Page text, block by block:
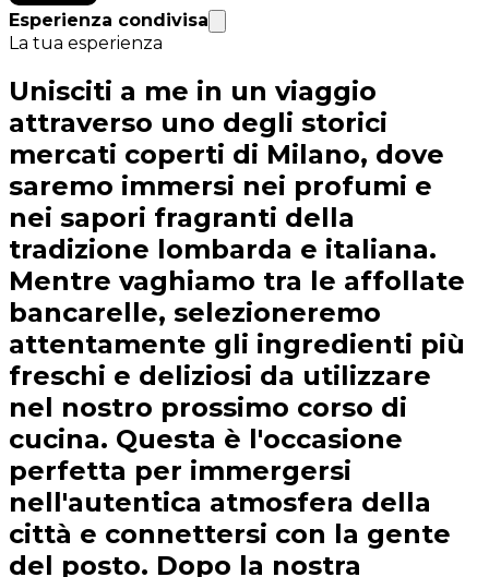
Esperienza condivisa
La tua esperienza
Unisciti a me in un viaggio
attraverso uno degli storici
mercati coperti di Milano, dove
saremo immersi nei profumi e
nei sapori fragranti della
tradizione lombarda e italiana.
Mentre vaghiamo tra le affollate
bancarelle, selezioneremo
attentamente gli ingredienti più
freschi e deliziosi da utilizzare
nel nostro prossimo corso di
cucina. Questa è l'occasione
perfetta per immergersi
nell'autentica atmosfera della
città e connettersi con la gente
del posto. Dopo la nostra